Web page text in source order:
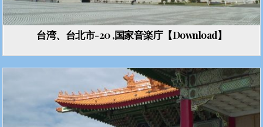
台湾、台北市-20 ,国家音楽庁【Download】